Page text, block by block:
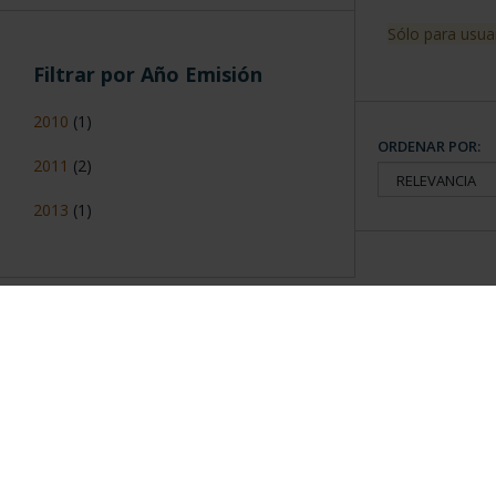
Filtrar por Año Emisión
2010 (1)
2011 (2)
2013 (1)
Sólo para
ORDENAR POR: